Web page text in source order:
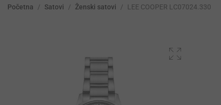
Početna / Satovi / Ženski satovi / LEE COOPER LC07024.330